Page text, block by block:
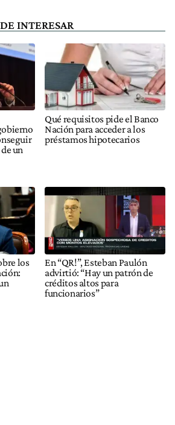
INTERESAR
un
Qué requisitos pide el Banco
Nación para acceder a los
préstamos hipotecarios
los
En “QR!”, Esteban Paulón
advirtió: “Hay un patrón de
créditos altos para
funcionarios”